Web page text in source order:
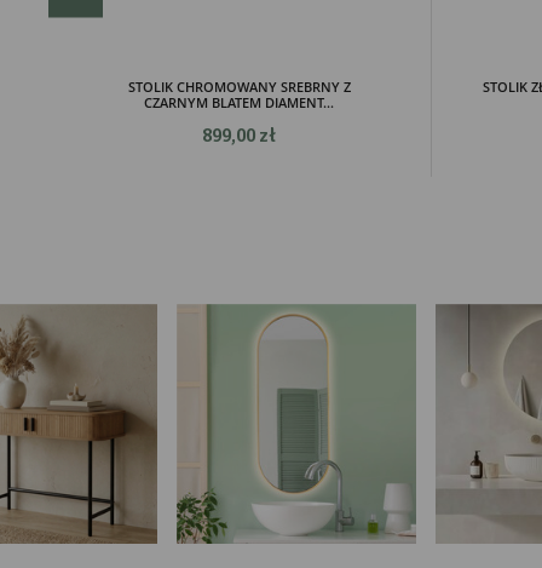
STOLIK CHROMOWANY SREBRNY Z
CZARNYM BLATEM DIAMENT...
899,00 zł
STOLIK